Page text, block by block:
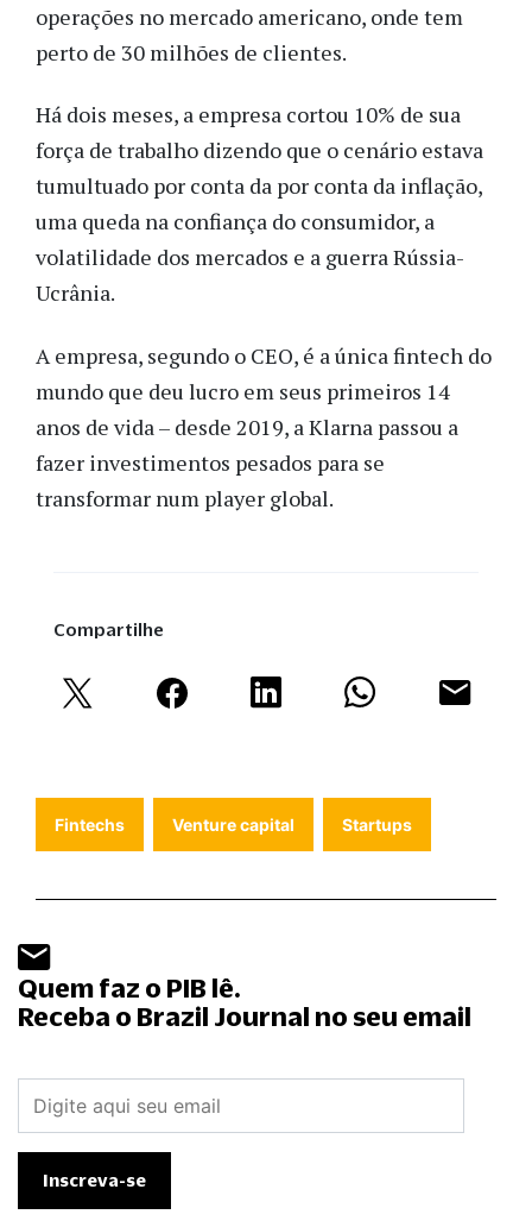
operações no mercado americano, onde tem
perto de 30 milhões de clientes.
Há dois meses, a empresa cortou 10% de sua
força de trabalho dizendo que o cenário estava
tumultuado por conta da por conta da inflação,
uma queda na confiança do consumidor, a
volatilidade dos mercados e a guerra Rússia-
Ucrânia.
A empresa, segundo o CEO, é a única fintech do
mundo que deu lucro em seus primeiros 14
anos de vida – desde 2019, a Klarna passou a
fazer investimentos pesados para se
transformar num player global.
Compartilhe
Fintechs Venture capital Startups
Quem faz o PIB lê.
Receba o Brazil Journal no seu email